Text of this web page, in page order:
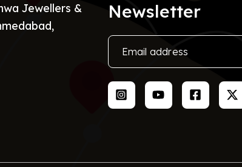
Jewellers &
Newsletter